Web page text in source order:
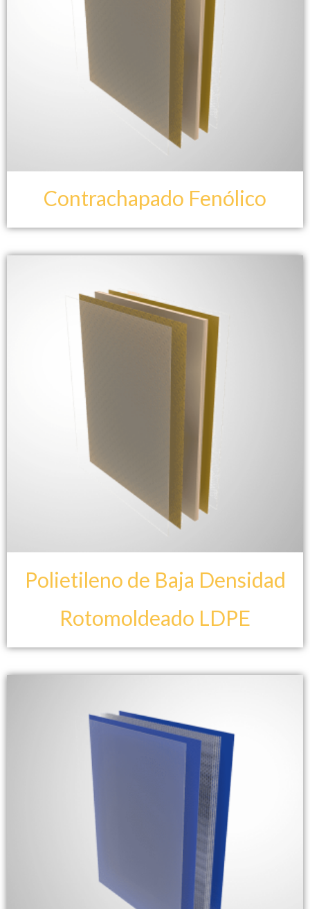
Contrachapado Fenólico
Polietileno de Baja Densidad
Rotomoldeado LDPE